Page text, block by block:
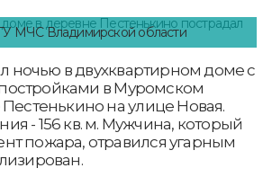
МЧС Владимирской области
в двухквартирном доме с
в Муромском
Пестенькино на улице Новая.
- 156 кв. м. Мужчина, который
пожара, отравился угарным